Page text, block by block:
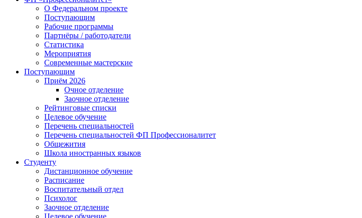
О Федеральном проекте
Поступающим
Рабочие программы
Партнёры / работодатели
Статистика
Мероприятия
Современные мастерские
Поступающим
Приём 2026
Очное отделение
Заочное отделение
Рейтинговые списки
Целевое обучение
Перечень специальностей
Перечень специальностей ФП Профессионалитет
Общежития
Школа иностранных языков
Студенту
Дистанционное обучение
Расписание
Воспитательный отдел
Психолог
Заочное отделение
Целевое обучение